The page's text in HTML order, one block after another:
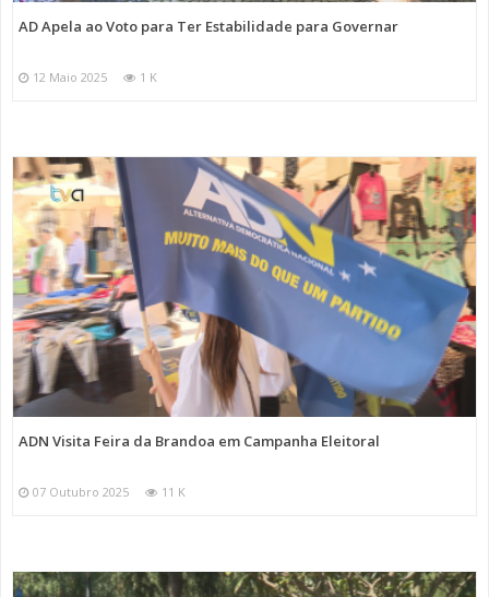
AD Apela ao Voto para Ter Estabilidade para Governar
12 Maio 2025 1 K
ADN Visita Feira da Brandoa em Campanha Eleitoral
07 Outubro 2025 11 K